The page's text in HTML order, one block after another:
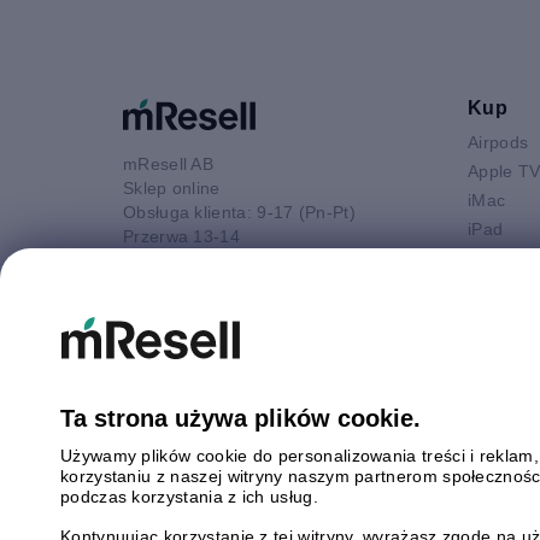
mResell AB
Sklep online
Obsługa klienta: 9-17 (Pn-Pt)
Przerwa 13-14
kontakt@mresell.pl
Kup
Airpods
Apple TV
iMac
iPad
Watch
Ta strona używa plików cookie.
Używamy plików cookie do personalizowania treści i
korzystaniu z naszej witryny naszym partnerom
podczas korzystania z ich usług.